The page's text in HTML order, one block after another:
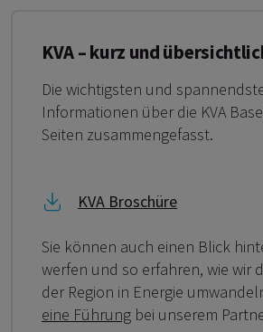
KVA – kurz und
Die wichtigsten und
Informationen über die KVA
Seiten zusammengefasst.
Link zu KVA Broschüre
KVA Broschüre
Sie können auch einen Blick
werfen und so erfahren, wie wir
der Region in Energie
eine Führung bei unserem